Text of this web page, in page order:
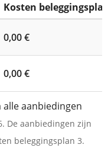
Kosten beleggingsplan
0,00 €
0,00 €
aanbiedingen
De aanbiedingen zijn
beleggingsplan 3.